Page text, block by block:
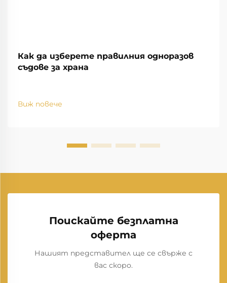
Как да изберете правилния одноразов
съдове за храна
Виж повече
Поискайте безплатна
оферта
Нашият представител ще се свърже с
вас скоро.